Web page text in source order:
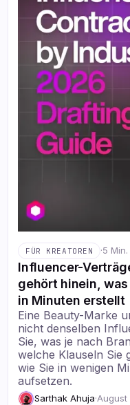
FÜR KREATOREN ·5
Influencer-
gehört hinein,
in Minuten erstellt
Eine Beauty-Marke
nicht denselben
Sie, was je nach
welche Klauseln Sie
wie Sie in wenigen
aufsetzen.
Sarthak Ahuja·August